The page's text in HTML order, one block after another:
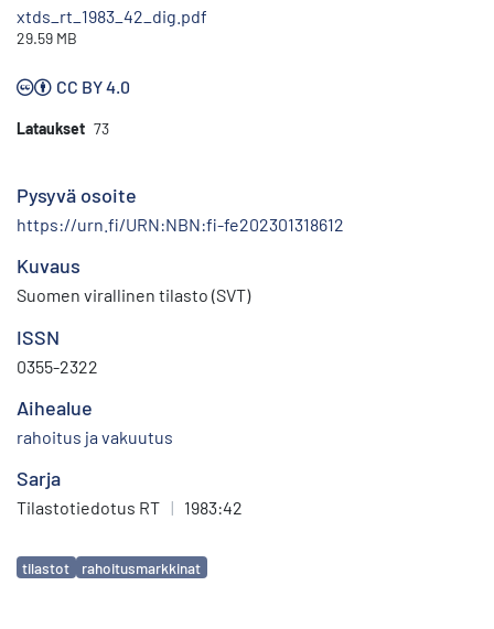
xtds_rt_1983_42_dig.pdf
29.59 MB
CC BY 4.0
Lataukset 73
Pysyvä osoite
https://urn.fi/URN:NBN:fi-fe202301318612
Kuvaus
Suomen virallinen tilasto (SVT)
ISSN
0355-2322
Aihealue
rahoitus ja vakuutus
Sarja
Tilastotiedotus RT | 1983:42
Avainsanat
tilastot rahoitusmarkkinat